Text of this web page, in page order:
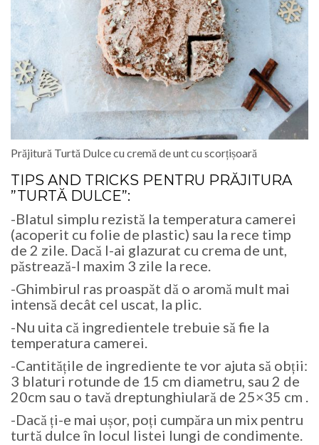
Prăjitură Turtă Dulce cu cremă de unt cu scorțișoară
TIPS AND TRICKS PENTRU PRĂJITURA
”TURTĂ DULCE”:
-Blatul simplu rezistă la temperatura camerei
(acoperit cu folie de plastic) sau la rece timp
de 2 zile. Dacă l-ai glazurat cu crema de unt,
păstrează-l maxim 3 zile la rece.
-Ghimbirul ras proaspăt dă o aromă mult mai
intensă decât cel uscat, la plic.
-Nu uita că ingredientele trebuie să fie la
temperatura camerei.
-Cantitățile de ingrediente te vor ajuta să obții:
3 blaturi rotunde de 15 cm diametru, sau 2 de
20cm sau o tavă dreptunghiulară de 25×35 cm .
-Dacă ți-e mai ușor, poți cumpăra un mix pentru
turtă dulce în locul listei lungi de condimente.